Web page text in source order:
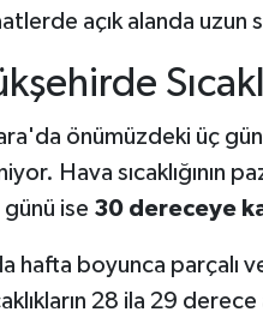
açık alanda uzun
önümüzdeki üç
Hava sıcaklığının
ise 30 dereceye
hafta boyunca parçalı
28 ila 29